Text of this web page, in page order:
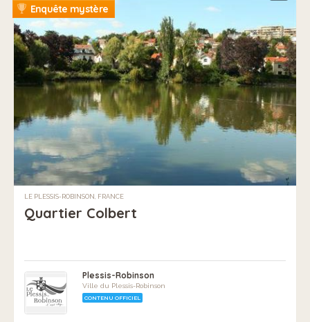
Enquête mystère
LE PLESSIS-ROBINSON, FRANCE
Quartier Colbert
Plessis-Robinson
Ville du Plessis-Robinson
CONTENU OFFICIEL